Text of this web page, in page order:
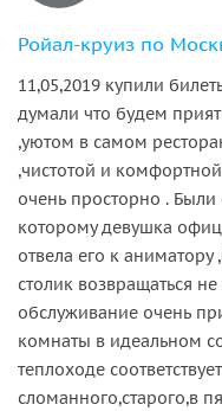
11,05,2019 купили
думали что будем
,уютом в самом
,чистотой и
очень просторно .
которому девушка
отвела его к
столик возвращаться
обслуживание очень
комнаты в идеальном
теплоходе
сломанного,старого,в